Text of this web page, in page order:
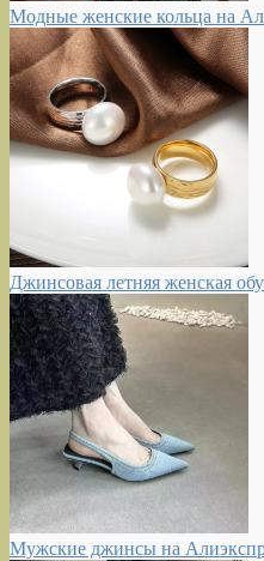
Модные женские кольца на
Джинсовая летняя женская
Мужские джинсы на